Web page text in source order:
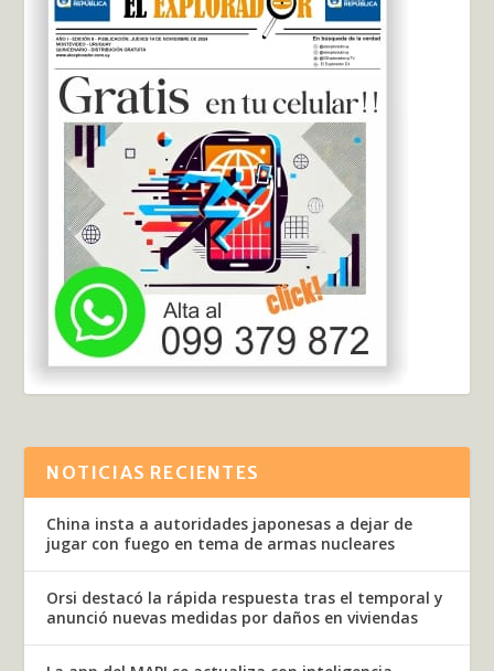
NOTICIAS RECIENTES
China insta a autoridades japonesas a dejar de
jugar con fuego en tema de armas nucleares
Orsi destacó la rápida respuesta tras el temporal y
anunció nuevas medidas por daños en viviendas